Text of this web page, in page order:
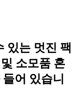
있는 멋진 팩
소모품 혼
어 있습니